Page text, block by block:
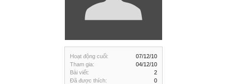
Hoạt động cuối:
07/12/10
Tham gia:
04/12/10
Bài viết:
2
Đã được thích:
0